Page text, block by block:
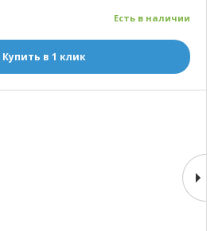
Есть в наличии
Купить в 1 клик